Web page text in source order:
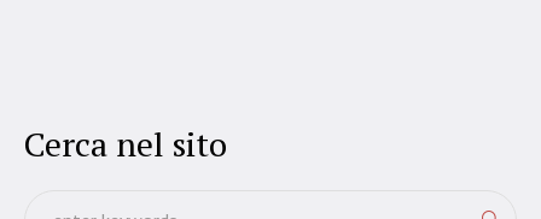
Cerca nel sito